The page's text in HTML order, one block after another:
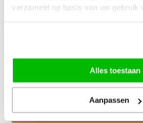
verzameld op basis van uw gebruik
Alles toestaan
Aanpassen
Heb je een vraag over dit product?
Onze medewerker helpt je graag
Stuur mail of bel 085-2007065